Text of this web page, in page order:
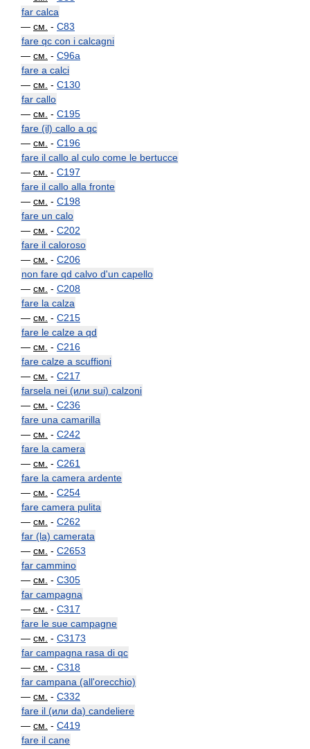
far calca
— см. - C83
fare qc con i calcagni
— см. - C96a
fare a calci
— см. - C130
far callo
— см. - C195
fare (il) callo a qc
— см. - C196
fare il callo al culo come le bertucce
— см. - C197
fare il callo alla fronte
— см. - C198
fare un calo
— см. - C202
fare il caloroso
— см. - C206
non fare qd calvo d'un capello
— см. - C208
fare la calza
— см. - C215
fare le calze a qd
— см. - C216
fare calze a scuffioni
— см. - C217
farsela nei (или sui) calzoni
— см. - C236
fare una camarilla
— см. - C242
fare la camera
— см. - C261
fare la camera ardente
— см. - C254
fare camera pulita
— см. - C262
far (la) camerata
— см. - C2653
far cammino
— см. - C305
far campagna
— см. - C317
fare le sue campagne
— см. - C3173
far campagna rasa di qc
— см. - C318
far campana (all'orecchio)
— см. - C332
fare il (или da) candeliere
— см. - C419
fare il cane